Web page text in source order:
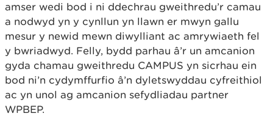
amser wedi bod i ni ddechrau gweithredu’r camau
a nodwyd yn y cynllun yn llawn er mwyn gallu
mesur y newid mewn diwylliant ac amrywiaeth fel
y bwriadwyd. Felly, bydd parhau â’r un amcanion
gyda chamau gweithredu CAMPUS yn sicrhau ein
bod ni’n cydymffurfio â’n dyletswyddau cyfreithiol
ac yn unol ag amcanion sefydliadau partner
WPBEP.